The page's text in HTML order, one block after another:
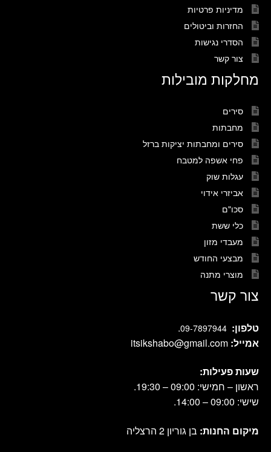
מדיניות פרטיות
החזרות וביטולים
הסדרי נגישות
צור קשר
מחלקות מובילות
סירים
מחבתות
סירים ומחבתות יציקות ברזל
פחי אשפה למטבח
עגלות שוק
אביזרי אידוי
סכו"ם
כלי ששת
מעבדי מזון
מבצעי החודש
מוצרי מתנה
צור קשר
טלפון: 09-7897944
.
אמייל: itsikshabo@gmail.com
שעות פעילות:
ראשון – חמישי: 09:00 – 19:30.
שישי: 09:00 – 14:00.
מיקום החנות: בן גוריון 2 הרצליה